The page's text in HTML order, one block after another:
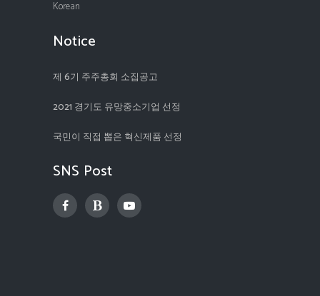
Korean
Notice
제 6기 주주총회 소집공고
2021 경기도 유망중소기업 선정
국민이 직접 뽑은 혁신제품 선정
SNS Post